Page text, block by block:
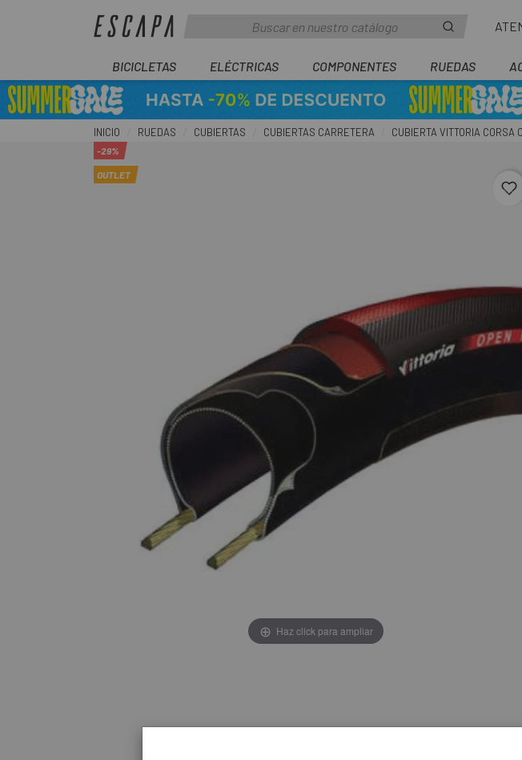
BICICLETAS ELÉCTRICAS COMPONENTES RUEDAS
INICIO RUEDAS CUBIERTAS CUBIERTAS CARRETERA CUBIERTA VITTORIA CORSA
-29%
OUTLET
Haz click para ampliar